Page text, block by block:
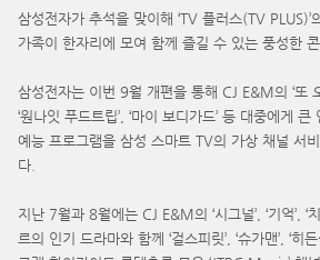
삼성전자가 추석을 맞이해 ‘TV 플러스(TV
가족이 한자리에 모여 함께 즐길 수 있는 풍성한
삼성전자는 이번 9월 개편을 통해 CJ E&M의 ‘또
‘원나잇 푸드트립’, ‘마이 보디가드’ 등 대중에게
예능 프로그램을 삼성 스마트 TV의 가상 채널 서비
다.
지난 7월과 8월에는 CJ E&M의 ‘시그널’, ‘기억’, ‘
르의 인기 드라마와 함께 ‘걸스피릿’, ‘슈가맨’, ‘히